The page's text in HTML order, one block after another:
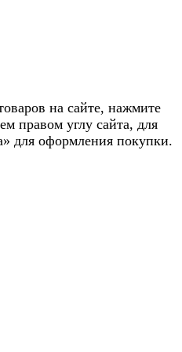
на сайте, нажмите
правом углу сайта, для
для оформления покупки.